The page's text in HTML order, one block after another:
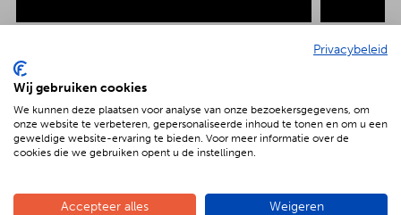
De voordelen van BBQenzo.nl
Privacybeleid
Wij gebruiken cookies
We kunnen deze plaatsen voor analyse van onze bezoekersgegevens, om
onze website te verbeteren, gepersonaliseerde inhoud te tonen en om u een
geweldige website-ervaring te bieden. Voor meer informatie over de
cookies die we gebruiken opent u de instellingen.
Accepteer alles Weigeren